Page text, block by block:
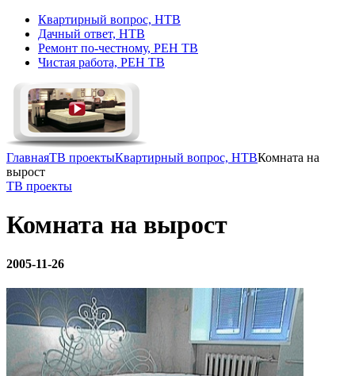
Квартирный вопрос, НТВ
Дачный ответ, НТВ
Ремонт по-честному, РЕН ТВ
Чистая работа, РЕН ТВ
ГлавнаяТВ проектыКвартирный вопрос, НТВКомната на
вырост
ТВ проекты
Комната на вырост
2005-11-26